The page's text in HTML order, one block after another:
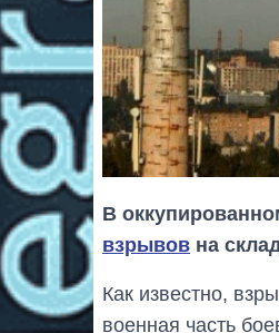
В
взрывов на
Как известно,
военная часть